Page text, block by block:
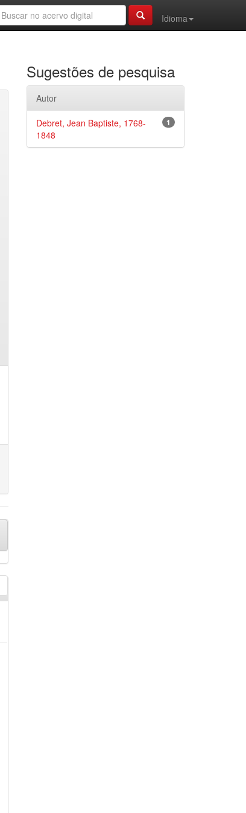
Idioma
Sugestões de pesquisa
Autor
1
Debret, Jean Baptiste, 1768-
1848